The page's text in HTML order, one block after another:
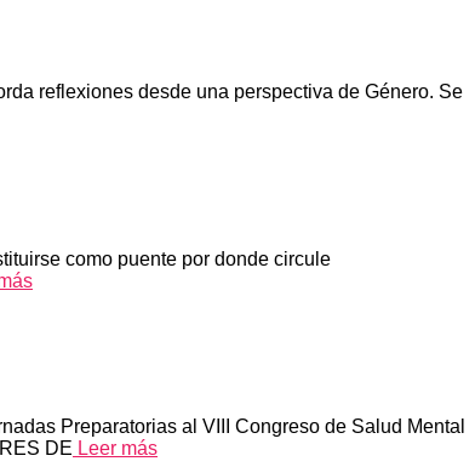
reflexiones desde una perspectiva de Género. Se
como puente por donde circule
Preparatorias al VIII Congreso de Salud Mental
DE Leer más